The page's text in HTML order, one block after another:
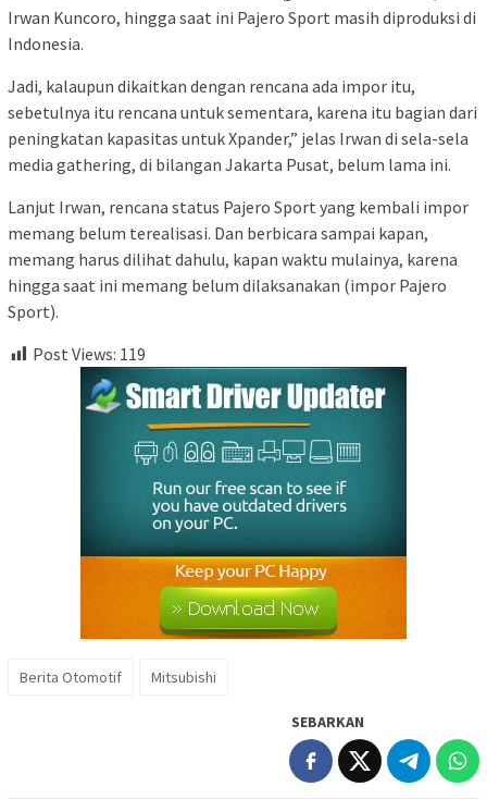
Irwan Kuncoro, hingga saat ini Pajero Sport masih diproduksi di
Indonesia.
Jadi, kalaupun dikaitkan dengan rencana ada impor itu,
sebetulnya itu rencana untuk sementara, karena itu bagian dari
peningkatan kapasitas untuk Xpander,” jelas Irwan di sela-sela
media gathering, di bilangan Jakarta Pusat, belum lama ini.
Lanjut Irwan, rencana status Pajero Sport yang kembali impor
memang belum terealisasi. Dan berbicara sampai kapan,
memang harus dilihat dahulu, kapan waktu mulainya, karena
hingga saat ini memang belum dilaksanakan (impor Pajero
Sport).
Post Views: 119
Berita Otomotif Mitsubishi
SEBARKAN